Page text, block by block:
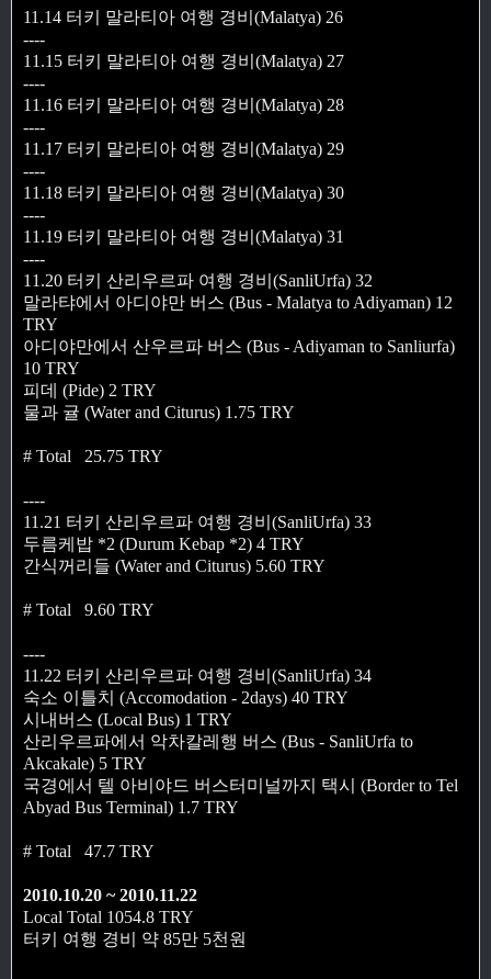
11.14 터키 말라티아 여행 경비(Malatya) 26
----
11.15 터키 말라티아 여행 경비(Malatya) 27
----
11.16 터키 말라티아 여행 경비(Malatya) 28
----
11.17 터키 말라티아 여행 경비(Malatya) 29
----
11.18 터키 말라티아 여행 경비(Malatya) 30
----
11.19 터키 말라티아 여행 경비(Malatya) 31
----
11.20 터키 산리우르파 여행 경비(SanliUrfa) 32
말라탸에서 아디야만 버스 (Bus - Malatya to Adiyaman) 12
TRY
아디야만에서 산우르파 버스 (Bus - Adiyaman to Sanliurfa)
10 TRY
피데 (Pide) 2 TRY
물과 귤 (Water and Citurus) 1.75 TRY
# Total 25.75 TRY
----
11.21 터키 산리우르파 여행 경비(SanliUrfa) 33
두름케밥 *2 (Durum Kebap *2) 4 TRY
간식꺼리들 (Water and Citurus) 5.60 TRY
# Total 9.60 TRY
----
11.22 터키 산리우르파 여행 경비(SanliUrfa) 34
숙소 이틀치 (Accomodation - 2days) 40 TRY
시내버스 (Local Bus) 1 TRY
산리우르파에서 악차칼레행 버스 (Bus - SanliUrfa to
Akcakale) 5 TRY
국경에서 텔 아비야드 버스터미널까지 택시 (Border to Tel
Abyad Bus Terminal) 1.7 TRY
# Total 47.7 TRY
2010.10.20 ~ 2010.11.22
Local Total 1054.8 TRY
터키 여행 경비 약 85만 5천원